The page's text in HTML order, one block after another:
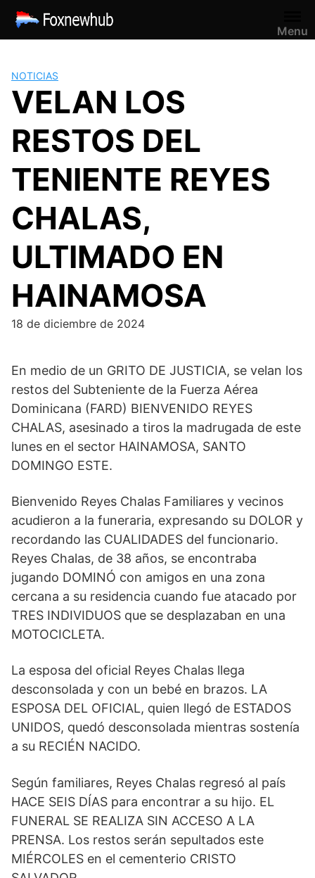
Saltar
contenido
Menu
NOTICIAS
VELAN LOS
RESTOS DEL
TENIENTE REYES
CHALAS,
ULTIMADO EN
HAINAMOSA
18 de diciembre de 2024
En medio de un GRITO DE JUSTICIA, se velan los
restos del Subteniente de la Fuerza Aérea
Dominicana (FARD) BIENVENIDO REYES
CHALAS, asesinado a tiros la madrugada de este
lunes en el sector HAINAMOSA, SANTO
DOMINGO ESTE.
Bienvenido Reyes Chalas Familiares y vecinos
acudieron a la funeraria, expresando su DOLOR y
recordando las CUALIDADES del funcionario.
Reyes Chalas, de 38 años, se encontraba
jugando DOMINÓ con amigos en una zona
cercana a su residencia cuando fue atacado por
TRES INDIVIDUOS que se desplazaban en una
MOTOCICLETA.
La esposa del oficial Reyes Chalas llega
desconsolada y con un bebé en brazos. LA
ESPOSA DEL OFICIAL, quien llegó de ESTADOS
UNIDOS, quedó desconsolada mientras sostenía
a su RECIÉN NACIDO.
Según familiares, Reyes Chalas regresó al país
HACE SEIS DÍAS para encontrar a su hijo. EL
FUNERAL SE REALIZA SIN ACCESO A LA
PRENSA. Los restos serán sepultados este
MIÉRCOLES en el cementerio CRISTO